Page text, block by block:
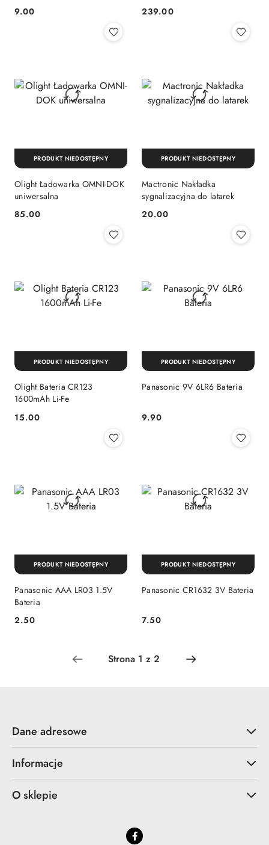
Cena:
9.00 Cena:
239.00
Olight Ładowarka OMNI-DOK
uniwersalna
Cena:
85.00
PRODUKT NIEDOSTĘPNY
Mactronic Nakładka
sygnalizacyjna do latarek
Cena:
20.00
PRODUKT NIEDOSTĘPNY
Olight Bateria CR123
1600mAh Li-Fe
Cena:
15.00
PRODUKT NIEDOSTĘPNY
Panasonic 9V 6LR6 Bateria
Cena:
9.90
PRODUKT NIEDOSTĘPNY
Panasonic AAA LR03 1.5V
Bateria
Cena:
2.50
PRODUKT NIEDOSTĘPNY
Panasonic CR1632 3V Bateria
Cena:
7.50
PRODUKT NIEDOSTĘPNY
Dane adresowe
Informacje
O sklepie